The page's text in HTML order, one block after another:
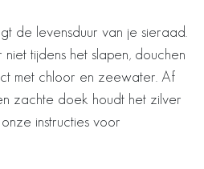
de levensduur van je sieraad.
tijdens het slapen, douchen
met chloor en zeewater. Af
zachte doek houdt het zilver
instructies voor